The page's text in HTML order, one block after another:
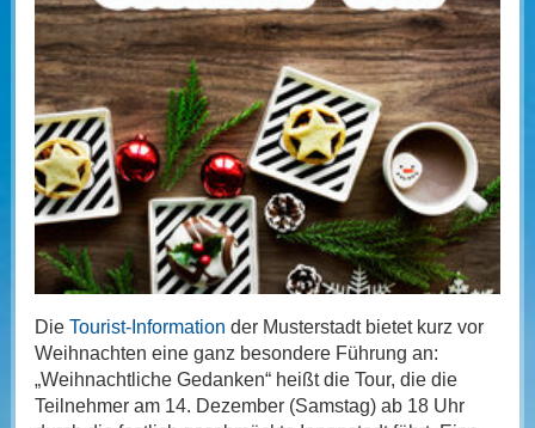
Die Tourist-Information der Musterstadt bietet kurz vor
Weihnachten eine ganz besondere Führung an:
„Weihnachtliche Gedanken“ heißt die Tour, die die
Teilnehmer am 14. Dezember (Samstag) ab 18 Uhr